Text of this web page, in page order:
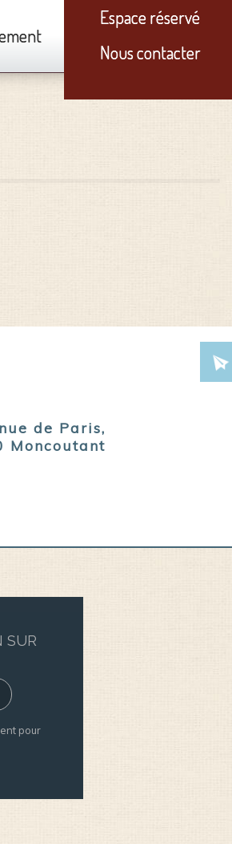
Espace réservé
Nous contacter
de Paris,
Moncoutant
SUR
pour